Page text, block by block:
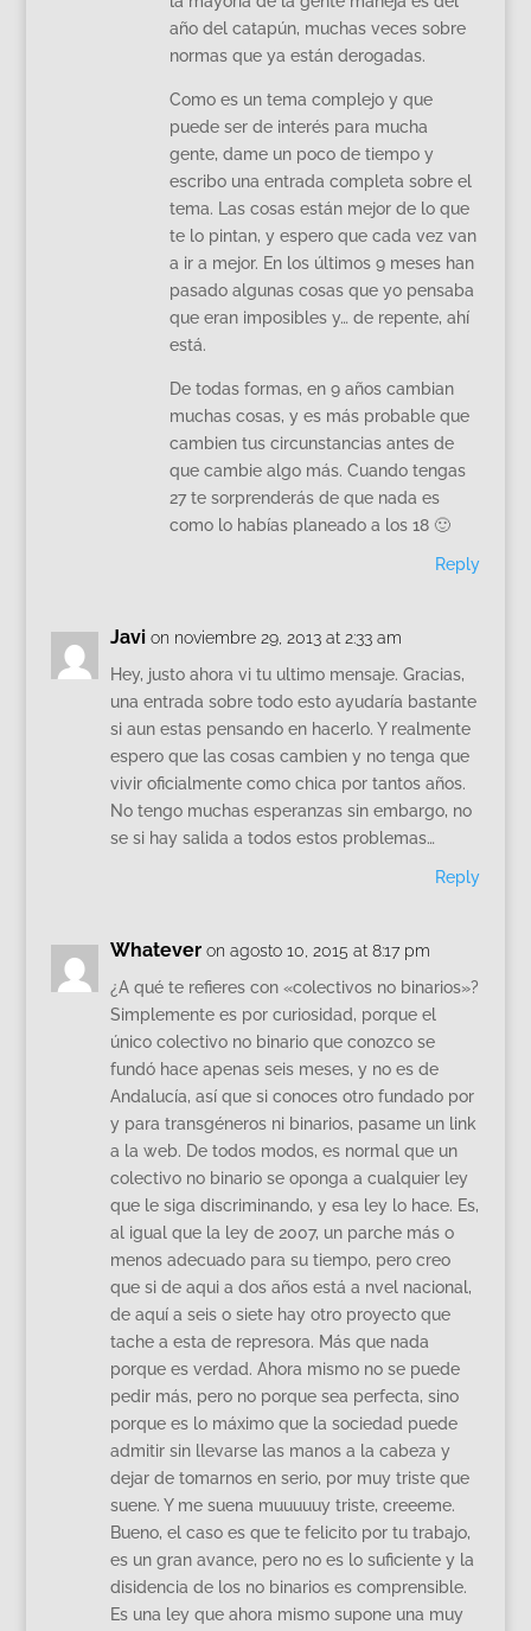
año del catapún, muchas veces sobre
normas que ya están derogadas.
Como es un tema complejo y que
puede ser de interés para mucha
gente, dame un poco de tiempo y
escribo una entrada completa sobre el
tema. Las cosas están mejor de lo que
te lo pintan, y espero que cada vez van
a ir a mejor. En los últimos 9 meses han
pasado algunas cosas que yo pensaba
que eran imposibles y… de repente, ahí
está.
De todas formas, en 9 años cambian
muchas cosas, y es más probable que
cambien tus circunstancias antes de
que cambie algo más. Cuando tengas
27 te sorprenderás de que nada es
como lo habías planeado a los 18 🙂
Reply
Javi on noviembre 29, 2013 at 2:33 am
Hey, justo ahora vi tu ultimo mensaje. Gracias,
una entrada sobre todo esto ayudaría bastante
si aun estas pensando en hacerlo. Y realmente
espero que las cosas cambien y no tenga que
vivir oficialmente como chica por tantos años.
No tengo muchas esperanzas sin embargo, no
se si hay salida a todos estos problemas…
Reply
Whatever on agosto 10, 2015 at 8:17 pm
¿A qué te refieres con «colectivos no binarios»?
Simplemente es por curiosidad, porque el
único colectivo no binario que conozco se
fundó hace apenas seis meses, y no es de
Andalucía, así que si conoces otro fundado por
y para transgéneros ni binarios, pasame un link
a la web. De todos modos, es normal que un
colectivo no binario se oponga a cualquier ley
que le siga discriminando, y esa ley lo hace. Es,
al igual que la ley de 2007, un parche más o
menos adecuado para su tiempo, pero creo
que si de aqui a dos años está a nvel nacional,
de aquí a seis o siete hay otro proyecto que
tache a esta de represora. Más que nada
porque es verdad. Ahora mismo no se puede
pedir más, pero no porque sea perfecta, sino
porque es lo máximo que la sociedad puede
admitir sin llevarse las manos a la cabeza y
dejar de tomarnos en serio, por muy triste que
suene. Y me suena muuuuuy triste, creeeme.
Bueno, el caso es que te felicito por tu trabajo,
es un gran avance, pero no es lo suficiente y la
disidencia de los no binarios es comprensible.
Es una ley que ahora mismo supone una muy